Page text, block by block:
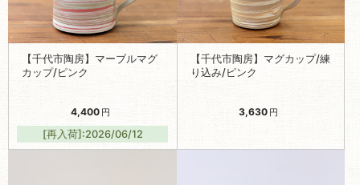
【千代市陶房】マーブルマグ
カップ/ピンク
4,400 円
[再入荷]:2026/06/12
【千代市陶房】マグカップ/練
り込み/ピンク
3,630 円